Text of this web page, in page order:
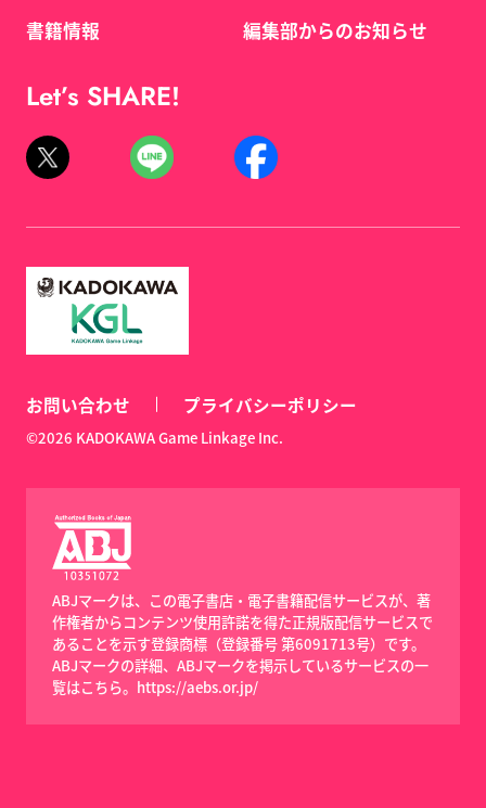
書籍情報
編集部からのお知らせ
Let’s SHARE!
お問い合わせ プライバシーポリシー
©2026 KADOKAWA Game Linkage Inc.
ABJマークは、この電子書店・電子書籍配信サービスが、著
作権者からコンテンツ使用許諾を得た正規版配信サービスで
あることを示す登録商標（登録番号 第6091713号）です。
ABJマークの詳細、ABJマークを掲示しているサービスの一
覧はこちら。 https://aebs.or.jp/